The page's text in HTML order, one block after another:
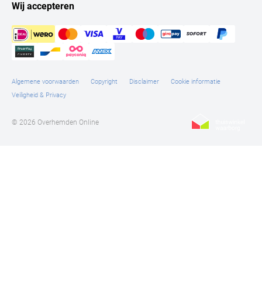
Wij accepteren
Algemene voorwaarden Copyright Disclaimer
Cookie informatie
Veiligheid & Privacy
© 2026 Overhemden Online